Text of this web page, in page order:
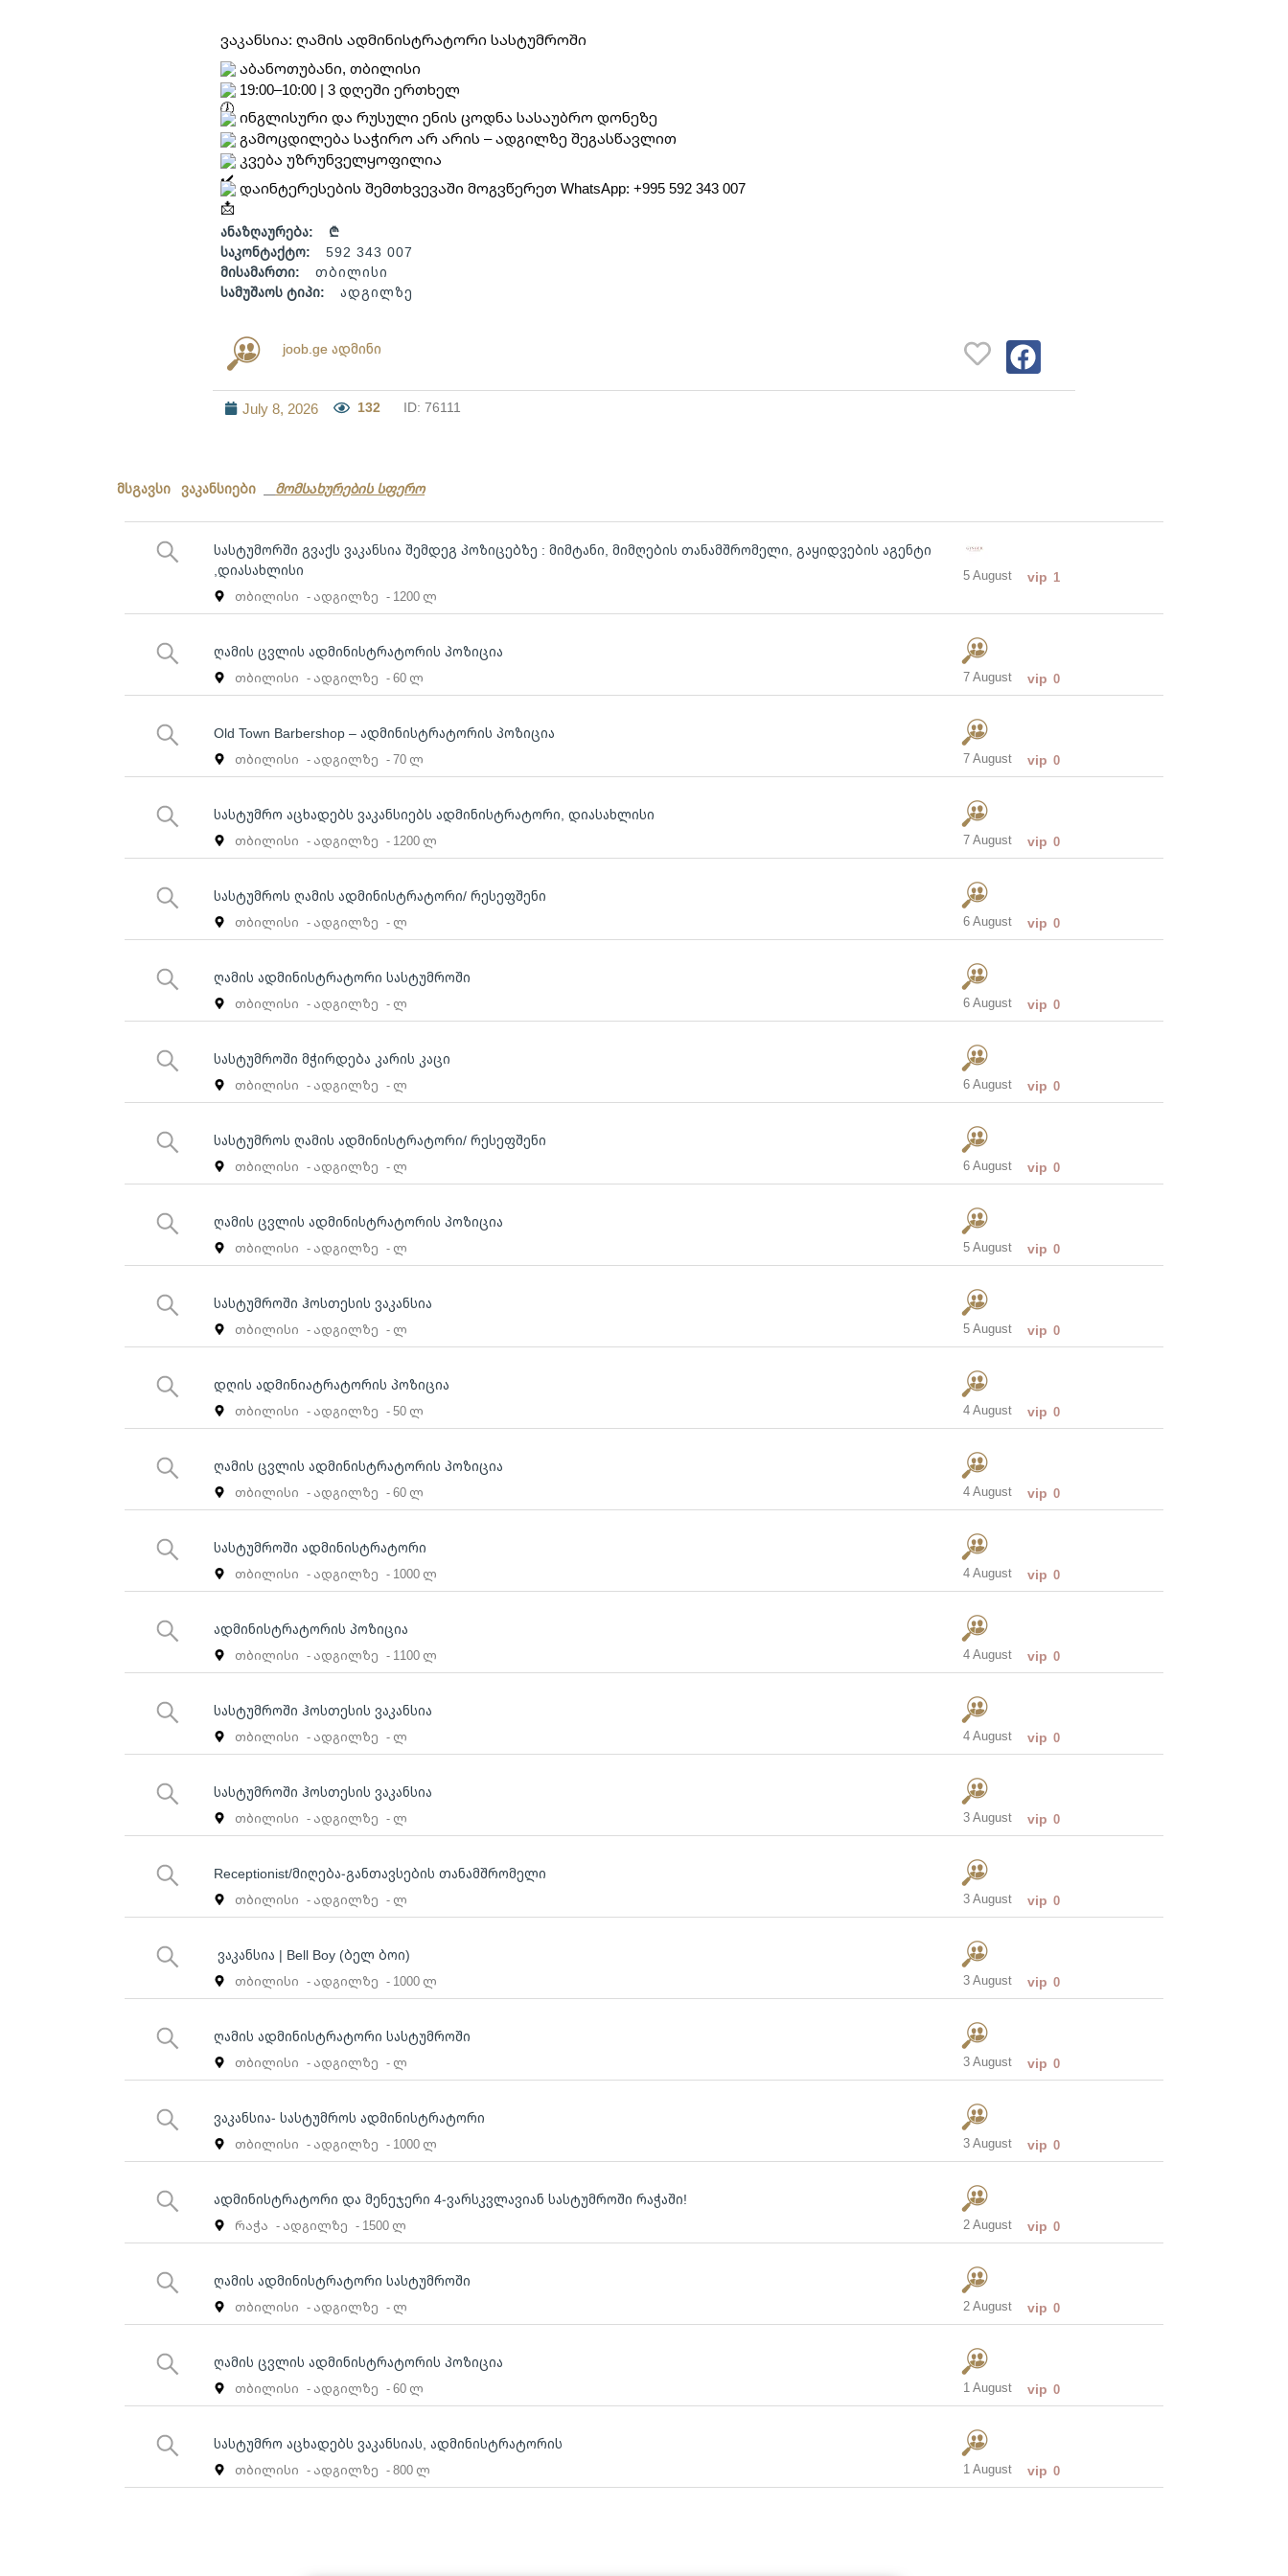
ვაკანსია: ღამის ადმინისტრატორი სასტუმროში
აბანოთუბანი, თბილისი
19:00–10:00 | 3 დღეში ერთხელ
ინგლისური და რუსული ენის ცოდნა სასაუბრო დონეზე
გამოცდილება საჭირო არ არის – ადგილზე შეგასწავლით
კვება უზრუნველყოფილია
დაინტერესების შემთხვევაში მოგვწერეთ WhatsApp: +995 592 343 007
ანაზღაურება:
₾
საკონტაქტო:
592 343 007
მისამართი:
თბილისი
სამუშაოს ტიპი:
ადგილზე
joob.ge ადმინი
July 8, 2026 132 ID: 76111
მსგავსი ვაკანსიები მომსახურების სფერო
სასტუმორში გვაქს ვაკანსია შემდეგ პოზიცებზე : მიმტანი, მიმღების თანამშრომელი, გაყიდვების აგენტი
,დიასახლისი
თბილისი - ადგილზე - 1200 ლ
5 August vip 1
ღამის ცვლის ადმინისტრატორის პოზიცია
თბილისი - ადგილზე - 60 ლ 7 August vip 0
Old Town Barbershop – ადმინისტრატორის პოზიცია
თბილისი - ადგილზე - 70 ლ 7 August vip 0
სასტუმრო აცხადებს ვაკანსიებს ადმინისტრატორი, დიასახლისი
თბილისი - ადგილზე - 1200 ლ 7 August vip 0
სასტუმროს ღამის ადმინისტრატორი/ რესეფშენი
თბილისი - ადგილზე - ლ 6 August vip 0
ღამის ადმინისტრატორი სასტუმროში
თბილისი - ადგილზე - ლ 6 August vip 0
სასტუმროში მჭირდება კარის კაცი
თბილისი - ადგილზე - ლ 6 August vip 0
სასტუმროს ღამის ადმინისტრატორი/ რესეფშენი
თბილისი - ადგილზე - ლ 6 August vip 0
ღამის ცვლის ადმინისტრატორის პოზიცია
თბილისი - ადგილზე - ლ 5 August vip 0
სასტუმროში ჰოსთესის ვაკანსია
თბილისი - ადგილზე - ლ 5 August vip 0
დღის ადმინიატრატორის პოზიცია
თბილისი - ადგილზე - 50 ლ 4 August vip 0
ღამის ცვლის ადმინისტრატორის პოზიცია
თბილისი - ადგილზე - 60 ლ 4 August vip 0
სასტუმროში ადმინისტრატორი
თბილისი - ადგილზე - 1000 ლ 4 August vip 0
ადმინისტრატორის პოზიცია
თბილისი - ადგილზე - 1100 ლ 4 August vip 0
სასტუმროში ჰოსთესის ვაკანსია
თბილისი - ადგილზე - ლ 4 August vip 0
სასტუმროში ჰოსთესის ვაკანსია
თბილისი - ადგილზე - ლ 3 August vip 0
Receptionist/მიღება-განთავსების თანამშრომელი
თბილისი - ადგილზე - ლ 3 August vip 0
ვაკანსია | Bell Boy (ბელ ბოი)
თბილისი - ადგილზე - 1000 ლ 3 August vip 0
ღამის ადმინისტრატორი სასტუმროში
თბილისი - ადგილზე - ლ 3 August vip 0
ვაკანსია- სასტუმროს ადმინისტრატორი
თბილისი - ადგილზე - 1000 ლ 3 August vip 0
ადმინისტრატორი და მენეჯერი 4-ვარსკვლავიან სასტუმროში რაჭაში!
რაჭა - ადგილზე - 1500 ლ 2 August vip 0
ღამის ადმინისტრატორი სასტუმროში
თბილისი - ადგილზე - ლ 2 August vip 0
ღამის ცვლის ადმინისტრატორის პოზიცია
თბილისი - ადგილზე - 60 ლ 1 August vip 0
სასტუმრო აცხადებს ვაკანსიას, ადმინისტრატორის
თბილისი - ადგილზე - 800 ლ 1 August vip 0